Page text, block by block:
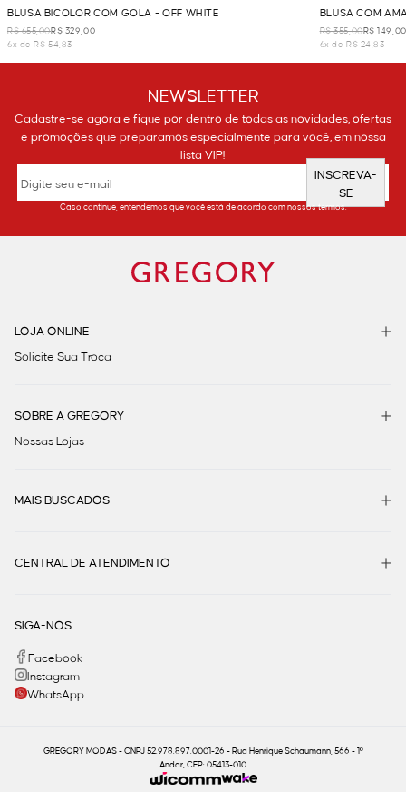
BLUSA BICOLOR COM GOLA - OFF WHITE
R$ 655,00R$ 329,00
6x de R$ 54,83
BLUSA COM
R$ 355,00R$ 149,00
6x de R$ 24,83
NEWSLETTER
Cadastre-se agora e fique por dentro de todas as novidades, ofertas
e promoções que preparamos especialmente para você, em nossa
lista VIP!
INSCREVA-
SE
Caso continue, entendemos que você está de acordo com nossos termos.
LOJA ONLINE
Solicite Sua Troca
SOBRE A GREGORY
Nossas Lojas
MAIS BUSCADOS
CENTRAL DE ATENDIMENTO
SIGA-NOS
Facebook
Instagram
WhatsApp
GREGORY MODAS - CNPJ 52.978.897.0001-26 - Rua Henrique Schaumann, 566 - 1º
Andar, CEP: 05413-010